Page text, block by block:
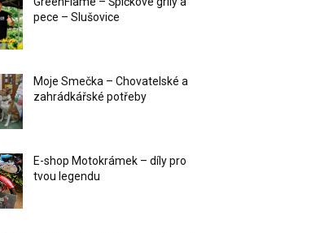
pece – Slušovice
Moje Smečka – Chovatelské a
zahrádkářské potřeby
E-shop Motokrámek – díly pro
tvou legendu